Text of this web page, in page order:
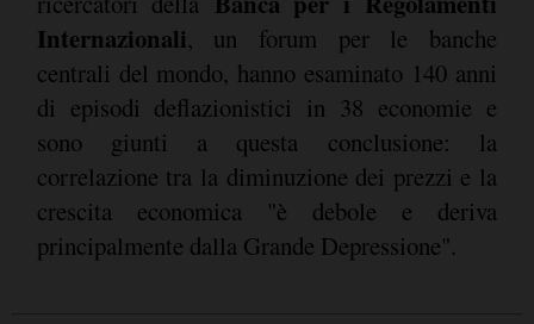
Internazionali, un forum per le banche
centrali del mondo, hanno esaminato 140 anni
di episodi deflazionistici in 38 economie e
sono giunti a questa conclusione: la
correlazione tra la diminuzione dei prezzi e la
crescita economica "è debole e deriva
principalmente dalla Grande Depressione".